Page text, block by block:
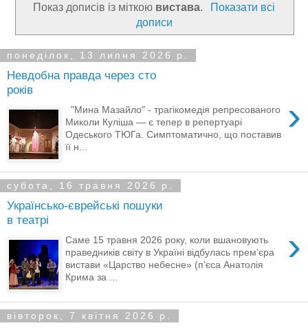
Показ дописів із міткою вистава.
Показати всі
дописи
понеділок, 13 липня 2026 р.
Невдобна правда через сто
років
›
"Мина Мазайло" - трагікомедія репресованого
Миколи Куліша — є тепер в репертуарі
Одеського ТЮГа. Симптоматично, що поставив
її н...
субота, 16 травня 2026 р.
Українсько-єврейські пошуки
в театрі
›
Саме 15 травня 2026 року, коли вшановують
праведників світу в Україні відбулась прем’єра
вистави «Царство небесне» (п’єса Анатолія
Крима за ...
вівторок, 7 квітня 2026 р.